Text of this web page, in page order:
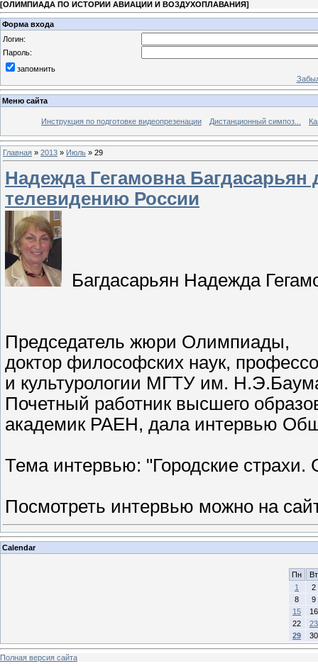
[ОЛИМПИАДА ПО ИСТОРИИ АВИАЦИИ И ВОЗДУХОПЛАВАНИЯ]
Форма входа
Логин:
Пароль:
запомнить
Меню сайта
Инструкция по подготовке видеопрезенации Дистанционный симпоз...
Главная » 2013 » Июль » 29
Надежда Гегамовна
телевидению России
Багдасарьян Надежда
Председатель жюри Олимпиады,
доктор философских наук,
и культурологии МГТУ им.
Почетный работник высшего
академик РАЕН, дала интервью
Тема интервью: "Городские страхи.
Посмотреть интервью можно на
Calendar
Пн
Вт
1
2
8
9
15
16
22
23
29
30
Полная версия сайта